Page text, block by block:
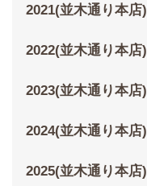
2021(並木通り本店)
2022(並木通り本店)
2023(並木通り本店)
2024(並木通り本店)
2025(並木通り本店)